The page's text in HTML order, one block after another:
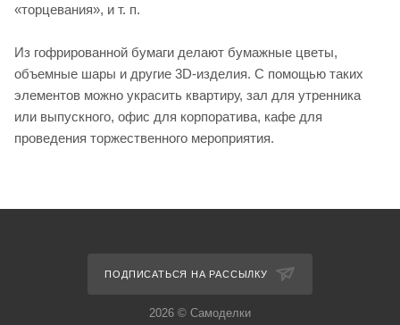
«торцевания», и т. п.
Из гофрированной бумаги делают бумажные цветы,
объемные шары и другие 3D-изделия. С помощью таких
элементов можно украсить квартиру, зал для утренника
или выпускного, офис для корпоратива, кафе для
проведения торжественного мероприятия.
ПОДПИСАТЬСЯ НА РАССЫЛКУ
2026 © Самоделки